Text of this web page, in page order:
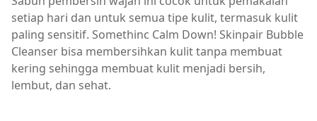
setiap hari dan untuk semua tipe kulit, termasuk kulit
paling sensitif. Somethinc Calm Down! Skinpair Bubble
Cleanser bisa membersihkan kulit tanpa membuat
kering sehingga membuat kulit menjadi bersih,
lembut, dan sehat.